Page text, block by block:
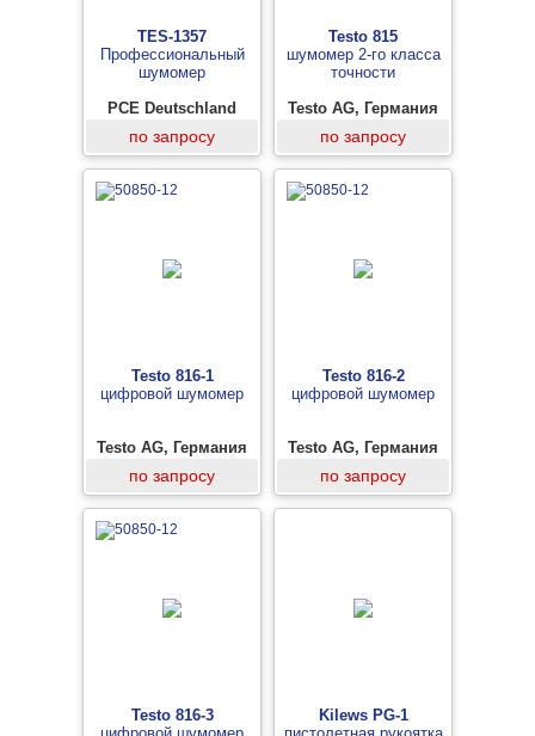
TES-1357
Профессиональный
шумомер
PCE Deutschland
по запросу
Testo 815
шумомер 2-го класса
точности
Testo AG, Германия
по запросу
Testo 816-1
цифровой шумомер
Testo AG, Германия
по запросу
Testo 816-2
цифровой шумомер
Testo AG, Германия
по запросу
Testo 816-3
Kilews PG-1